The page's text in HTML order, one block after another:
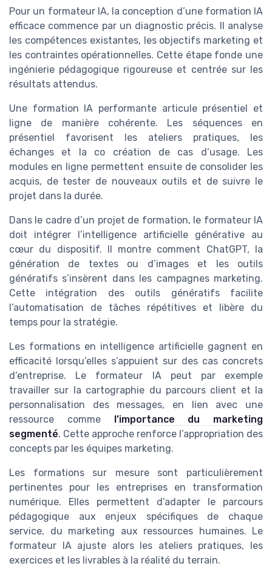
Pour un formateur IA, la conception d’une formation IA
efficace commence par un diagnostic précis. Il analyse
les compétences existantes, les objectifs marketing et
les contraintes opérationnelles. Cette étape fonde une
ingénierie pédagogique rigoureuse et centrée sur les
résultats attendus.
Une formation IA performante articule présentiel et
ligne de manière cohérente. Les séquences en
présentiel favorisent les ateliers pratiques, les
échanges et la co création de cas d’usage. Les
modules en ligne permettent ensuite de consolider les
acquis, de tester de nouveaux outils et de suivre le
projet dans la durée.
Dans le cadre d’un projet de formation, le formateur IA
doit intégrer l’intelligence artificielle générative au
cœur du dispositif. Il montre comment ChatGPT, la
génération de textes ou d’images et les outils
génératifs s’insèrent dans les campagnes marketing.
Cette intégration des outils génératifs facilite
l’automatisation de tâches répétitives et libère du
temps pour la stratégie.
Les formations en intelligence artificielle gagnent en
efficacité lorsqu’elles s’appuient sur des cas concrets
d’entreprise. Le formateur IA peut par exemple
travailler sur la cartographie du parcours client et la
personnalisation des messages, en lien avec une
ressource comme l’importance du marketing
segmenté. Cette approche renforce l’appropriation des
concepts par les équipes marketing.
Les formations sur mesure sont particulièrement
pertinentes pour les entreprises en transformation
numérique. Elles permettent d’adapter le parcours
pédagogique aux enjeux spécifiques de chaque
service, du marketing aux ressources humaines. Le
formateur IA ajuste alors les ateliers pratiques, les
exercices et les livrables à la réalité du terrain.